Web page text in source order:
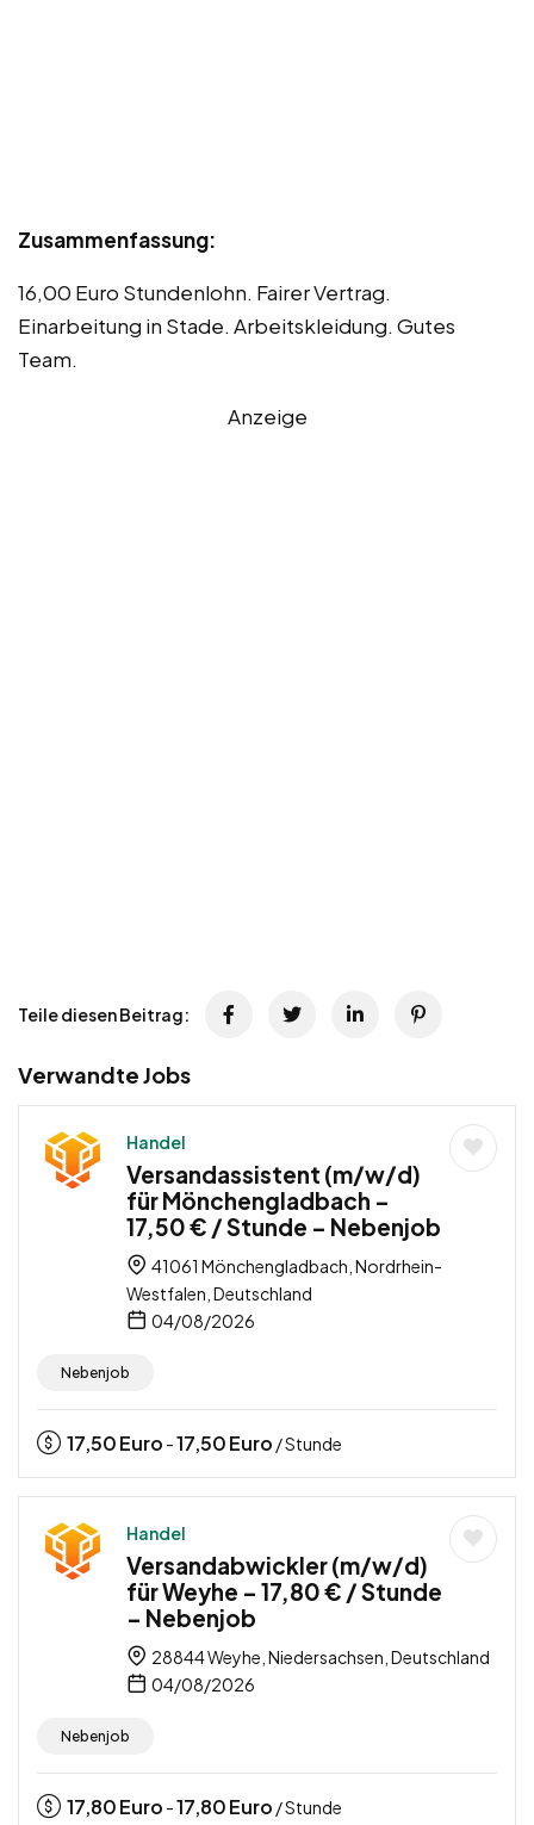
Zusammenfassung:
16,00 Euro Stundenlohn. Fairer Vertrag.
Einarbeitung in Stade. Arbeitskleidung. Gutes
Team.
Anzeige
Teile diesen Beitrag:
Verwandte Jobs
Handel
Versandassistent (m/w/d)
für Mönchengladbach –
17,50 € / Stunde – Nebenjob
41061 Mönchengladbach, Nordrhein-
Westfalen, Deutschland
04/08/2026
Nebenjob
17,50Euro -17,50Euro / Stunde
Handel
Versandabwickler (m/w/d)
für Weyhe – 17,80 € / Stunde
– Nebenjob
28844 Weyhe, Niedersachsen, Deutschland
04/08/2026
Nebenjob
17,80Euro -17,80Euro / Stunde